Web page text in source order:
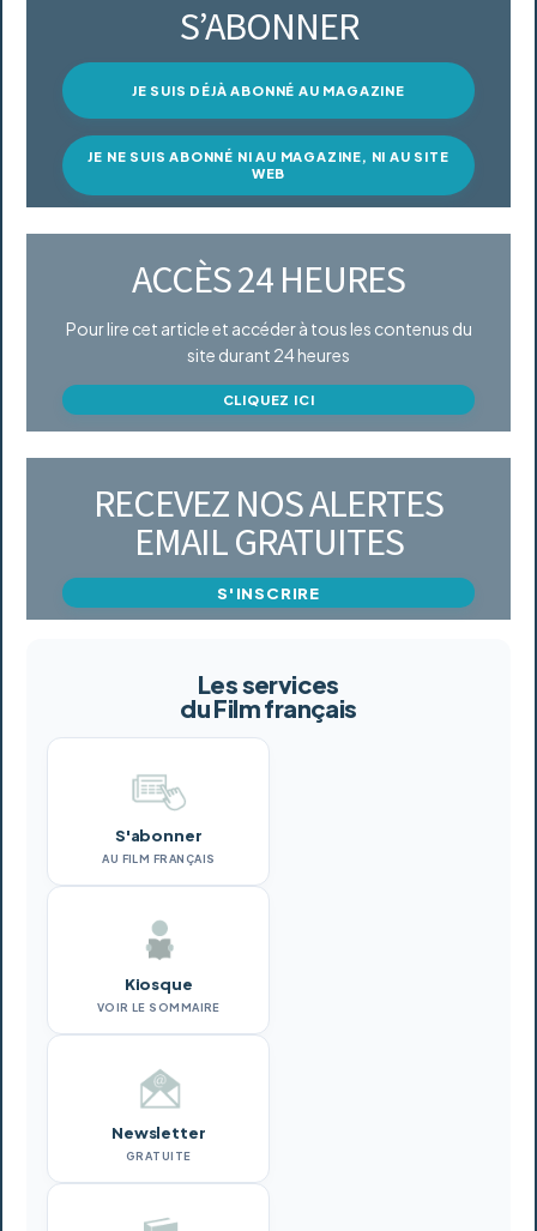
S’ABONNER
JE SUIS DÉJÀ ABONNÉ AU MAGAZINE
JE NE SUIS ABONNÉ NI AU MAGAZINE, NI AU SITE
WEB
ACCÈS 24 HEURES
Pour lire cet article et accéder à tous les contenus du
site durant 24 heures
CLIQUEZ ICI
RECEVEZ NOS ALERTES
EMAIL GRATUITES
S'INSCRIRE
Les services
du Film français
S'abonner
AU FILM FRANÇAIS
Kiosque
VOIR LE SOMMAIRE
Newsletter
GRATUITE